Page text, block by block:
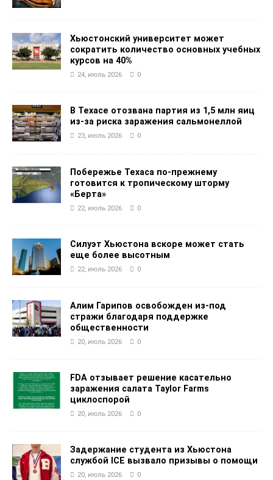
Хьюстонский университет может
сократить количество основных учебных
курсов на 40%
24, июль 2026 0
В Техасе отозвана партия из 1,5 млн яиц
из-за риска заражения сальмонеллой
23, июль 2026 0
Побережье Техаса по-прежнему
готовится к тропическому шторму
«Берта»
22, июль 2026 0
Силуэт Хьюстона вскоре может стать
еще более высотным
22, июль 2026 0
Алим Гарипов освобожден из-под
стражи благодаря поддержке
общественности
20, июль 2026 0
FDA отзывает решение касательно
заражения салата Taylor Farms
циклоспорой
20, июль 2026 0
Задержание студента из Хьюстона
службой ICE вызвало призывы о помощи
20, июль 2026 0